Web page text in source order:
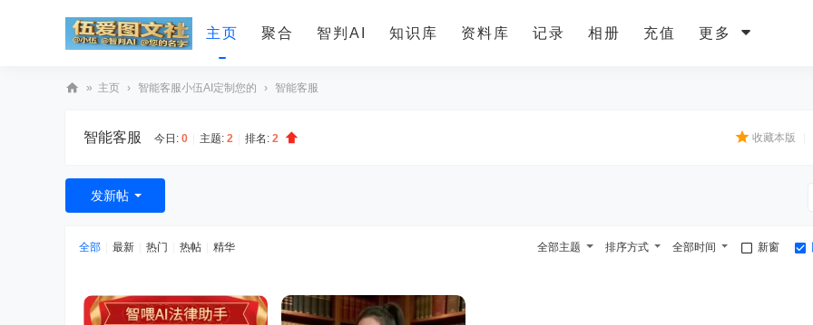
主页 聚合 智判AI 知识库 资料库 记录 相册 充值 更多
» 主页 › 智能客服小伍AI定制您的 › 智能客服
收藏本版
智能客服 今日: 0 主题: 2 排名: 2
发新帖
新窗
全部时间
排序方式
全部主题
全部 最新 热门 热帖 精华